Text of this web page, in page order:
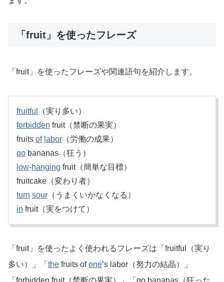
「fruit」を使ったフレーズ
「fruit」を使ったフレーズや関連語句を紹介します。
fruitful
（実り多い）
forbidden fruit（禁断の果実）
fruits of labor （労働の成果）
go bananas（狂う）
low-hanging fruit（簡単な目標）
fruitcake（変わり者）
turn sour （うまくいかなくなる）
in fruit（実をつけて）
「fruit」を使ったよく使われるフレーズは「fruitful（実り
多い）」「 the fruits ofone’s labor（努力の結晶）」
「forbidden fruit（禁断の果実）」「go bananas（狂った